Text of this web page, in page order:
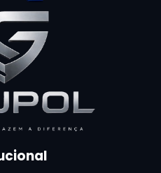
Residenciais
Horas
Inteligente
Condomínios
Condomínios